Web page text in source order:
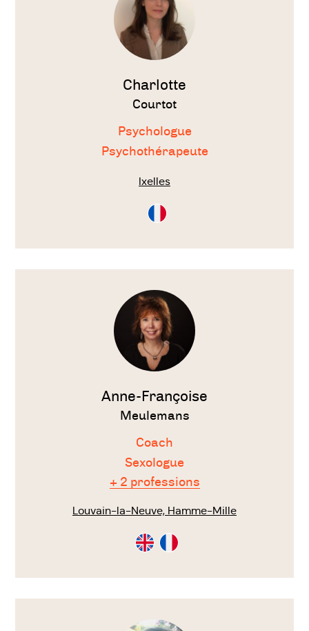
Charlotte
Courtot
Psychologue
Psychothérapeute
Ixelles
Consultation
en
Voir
Anne-Françoise
Meulemans
Coach
Sexologue
+ 2 professions
Louvain-la-Neuve, Hamme-Mille
Consultation
en
Consultation
en
Voir